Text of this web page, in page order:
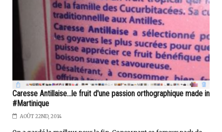
Caresse Antillaise...le fruit d'une passion orthographique made in
#Martinique
AOÛT 22ND, 2014